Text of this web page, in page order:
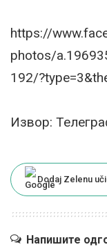
https://
photos/
192/
Извор:
Dodaj Zelenu
Напишите